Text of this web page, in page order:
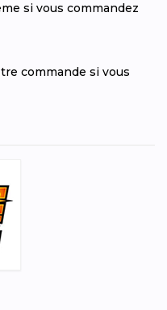
si vous commandez
commande si vous